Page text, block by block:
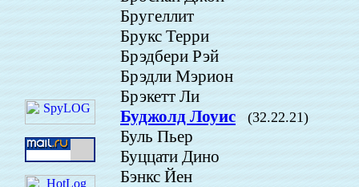
Бругеллит
Брукс Терри
Брэдбери Рэй
Брэдли Мэрион
Брэкетт Ли
Буджолд Лоуис
(32.22.21)
Буль Пьер
Буццати Дино
Бэнкс Йен